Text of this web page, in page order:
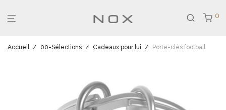
0
Accueil / 00-Sélections / Cadeaux pour lui / Porte-clés football